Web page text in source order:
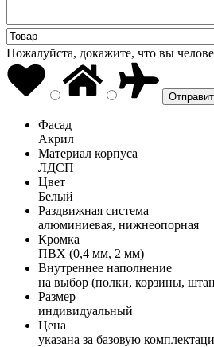
Пожалуйста, докажите, что вы
Фасад
Акрил
Материал корпуса
ЛДСП
Цвет
Белый
Раздвижная система
алюминиевая, нижнеопорная
Кромка
ПВХ (0,4 мм, 2 мм)
Внутреннее наполнение
на выбор (полки, корзины,
Размер
индивидуальный
Цена
указана за базовую